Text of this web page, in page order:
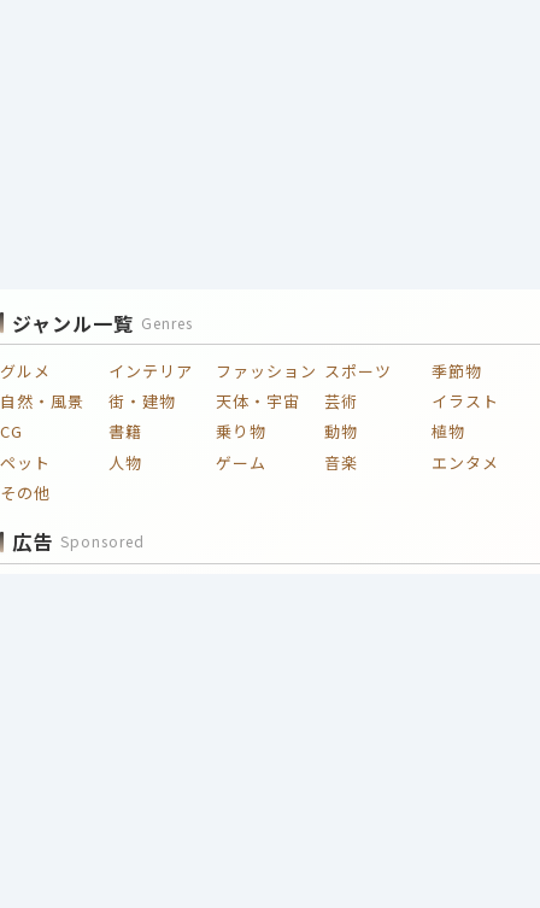
ジャンル一覧 Genres
グルメ インテリア ファッション スポーツ
季節物
自然・風景
街・建物 天体・宇宙 芸術
イラスト
CG
書籍 乗り物 動物
植物
ペット
人物 ゲーム 音楽
エンタメ
その他
広告 Sponsored